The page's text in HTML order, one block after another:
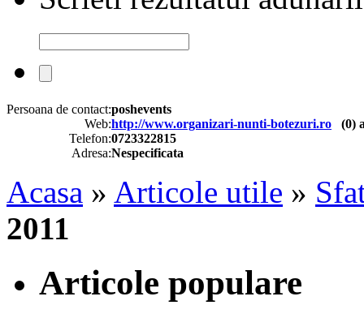
Persoana de contact:poshevents
Web:http://www.organizari-nunti-botezuri.ro (0)
Telefon:0723322815
Adresa:Nespecificata
Acasa » Articole utile »
2011
Articole populare